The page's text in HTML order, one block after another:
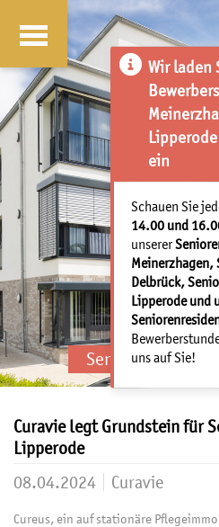
Wir laden
ein
Schauen Sie
14.00 und
unserer
Meinerzhagen,
Delbrück,
Lipperode und
uns auf Sie!
Seniorenresidenz
Curavie legt Grundstein für
Lipperode
08.04.2024
Curavie
Cureus, ein auf stationäre